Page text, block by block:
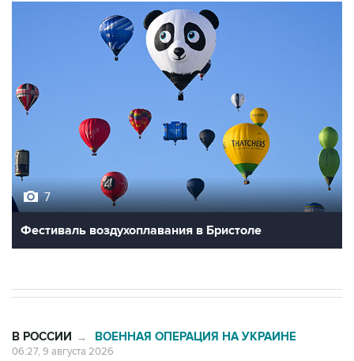
7
Фестиваль воздухоплавания в Бристоле
В РОССИИ → ВОЕННАЯ ОПЕРАЦИЯ НА УКРАИНЕ
06:27, 9 августа 2026